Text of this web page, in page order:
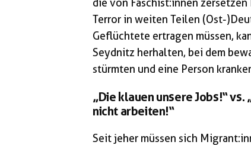
die von Faschist:innen
Terror in weiten Teilen (Ost-
Geflüchtete ertragen müssen,
Seydnitz herhalten, bei dem
stürmten und eine Person
„Die klauen unsere Jobs!“
nicht arbeiten!“
Seit jeher müssen sich